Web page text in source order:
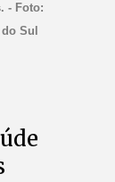
- Foto:
Sul